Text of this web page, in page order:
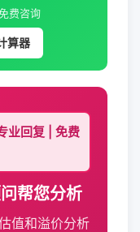
费咨询
算器
业回复 | 免费
帮您分析
值和溢价分析